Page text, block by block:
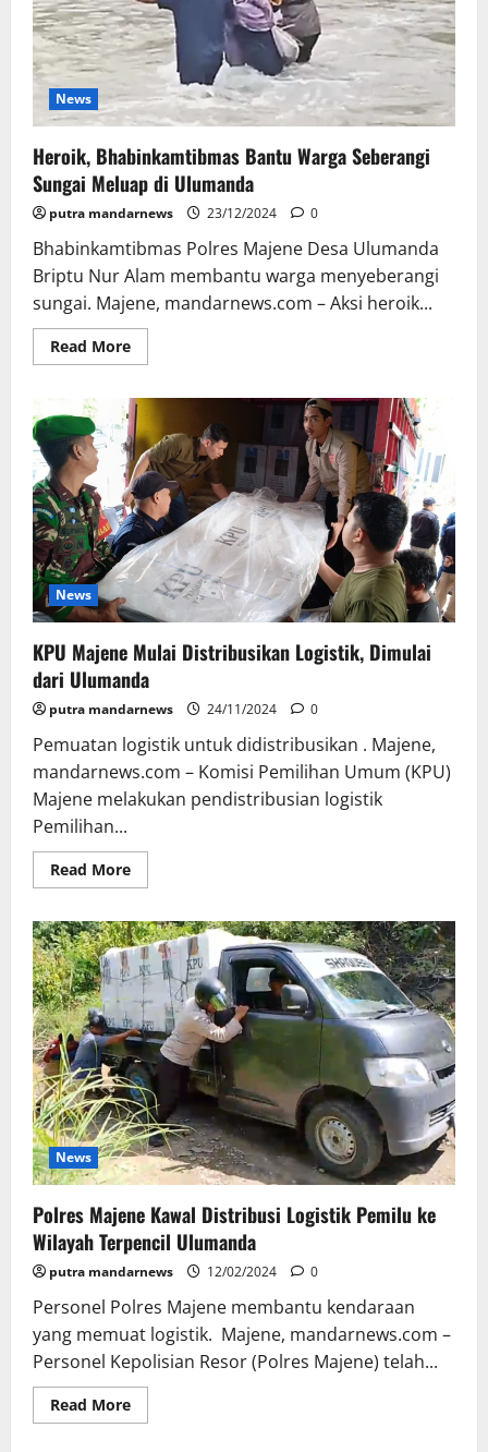
News
Heroik, Bhabinkamtibmas Bantu Warga Seberangi
Sungai Meluap di Ulumanda
putra mandarnews 23/12/2024 0
Bhabinkamtibmas Polres Majene Desa Ulumanda
Briptu Nur Alam membantu warga menyeberangi
sungai. Majene, mandarnews.com – Aksi heroik...
Read MoreRead
more
Bhabinkamtibmas
Bantu
Warga
Seberangi
Sungai
Meluap
di
Ulumanda
News
KPU Majene Mulai Distribusikan Logistik, Dimulai
dari Ulumanda
putra mandarnews 24/11/2024 0
Pemuatan logistik untuk didistribusikan . Majene,
mandarnews.com – Komisi Pemilihan Umum (KPU)
Majene melakukan pendistribusian logistik
Pemilihan...
Read MoreRead
more
Majene
Mulai
Distribusikan
Logistik,
Dimulai
dari
Ulumanda
News
Polres Majene Kawal Distribusi Logistik Pemilu ke
Wilayah Terpencil Ulumanda
putra mandarnews 12/02/2024 0
Personel Polres Majene membantu kendaraan
yang memuat logistik. Majene, mandarnews.com –
Personel Kepolisian Resor (Polres Majene) telah...
Read MoreRead
more